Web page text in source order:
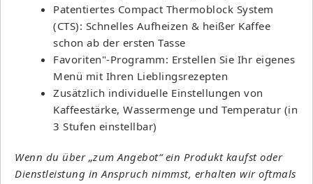
Patentiertes Compact Thermoblock System
(CTS): Schnelles Aufheizen & heißer Kaffee
schon ab der ersten Tasse
Favoriten"-Programm: Erstellen Sie Ihr eigenes
Menü mit Ihren Lieblingsrezepten
Zusätzlich individuelle Einstellungen von
Kaffeestärke, Wassermenge und Temperatur (in
3 Stufen einstellbar)
Wenn du über „zum Angebot“ ein Produkt kaufst oder
Dienstleistung in Anspruch nimmst, erhalten wir oftmals